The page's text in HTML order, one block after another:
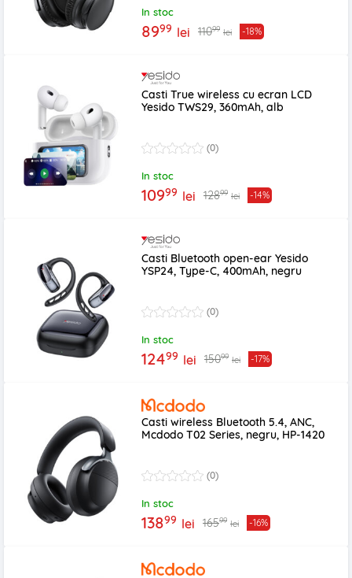
In stoc
8999 lei 11099 lei -18%
Casti True wireless cu ecran LCD
Yesido TWS29, 360mAh, alb
(0)
In stoc
10999 lei 12899 lei -14%
Casti Bluetooth open-ear Yesido
YSP24, Type-C, 400mAh, negru
(0)
In stoc
12499 lei 15099 lei -17%
Casti wireless Bluetooth 5.4, ANC,
Mcdodo T02 Series, negru, HP-1420
(0)
In stoc
13899 lei 16599 lei -16%